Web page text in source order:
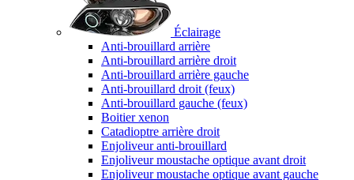
Éclairage
Anti-brouillard arrière
Anti-brouillard arrière droit
Anti-brouillard arrière gauche
Anti-brouillard droit (feux)
Anti-brouillard gauche (feux)
Boitier xenon
Catadioptre arrière droit
Enjoliveur anti-brouillard
Enjoliveur moustache optique avant droit
Enjoliveur moustache optique avant gauche